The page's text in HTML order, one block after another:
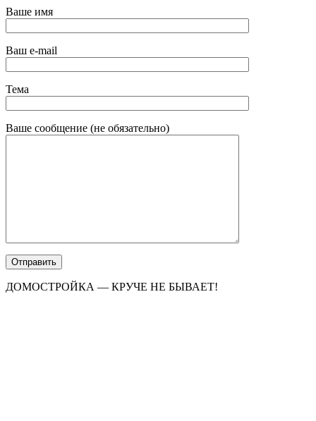
Ваше имя
Ваш e-mail
Тема
Ваше сообщение (не обязательно)
ДОМОСТРОЙКА — КРУЧЕ НЕ БЫВАЕТ!